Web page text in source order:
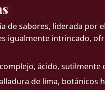
de sabores, liderada por
igualmente intrincado,
ácido, sutilmente
de lima, botánicos